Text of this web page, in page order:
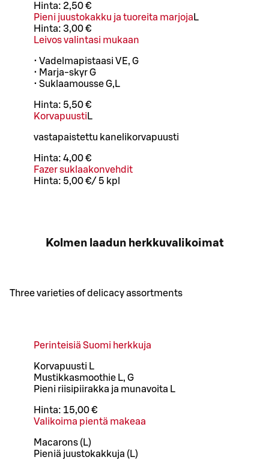
Hinta: 2,50 €
Pieni juustokakku ja tuoreita marjoja L
Hinta: 3,00 €
Leivos valintasi mukaan
• Vadelmapistaasi VE, G
• Marja-skyr G
• Suklaamousse G,L
Hinta: 5,50 €
Korvapuusti L
vastapaistettu kanelikorvapuusti
Hinta: 4,00 €
Fazer suklaakonvehdit
Hinta: 5,00 €/ 5 kpl
Kolmen laadun herkkuvalikoimat
Three varieties of delicacy assortments
Perinteisiä Suomi herkkuja
Korvapuusti L
Mustikkasmoothie L, G
Pieni riisipiirakka ja munavoita L
Hinta: 15,00 €
Valikoima pientä makeaa
Macarons (L)
Pieniä juustokakkuja (L)